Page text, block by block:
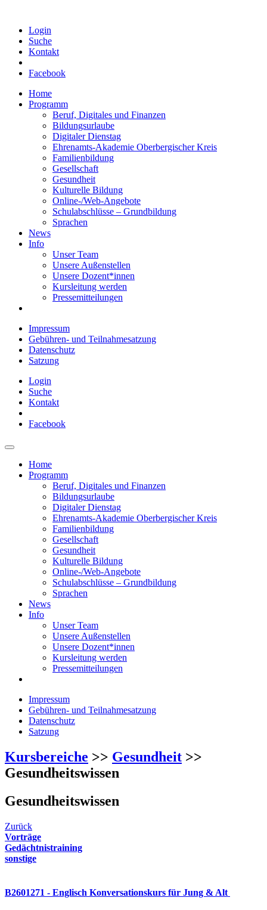
Login
Suche
Kontakt
Facebook
Home
Programm
Beruf, Digitales und Finanzen
Bildungsurlaube
Digitaler Dienstag
Ehrenamts-Akademie Oberbergischer Kreis
Familienbildung
Gesellschaft
Gesundheit
Kulturelle Bildung
Online-/Web-Angebote
Schulabschlüsse – Grundbildung
Sprachen
News
Info
Unser Team
Unsere Außenstellen
Unsere Dozent*innen
Kursleitung werden
Pressemitteilungen
Impressum
Gebühren- und Teilnahmesatzung
Datenschutz
Satzung
Login
Suche
Kontakt
Facebook
Home
Programm
Beruf, Digitales und Finanzen
Bildungsurlaube
Digitaler Dienstag
Ehrenamts-Akademie Oberbergischer Kreis
Familienbildung
Gesellschaft
Gesundheit
Kulturelle Bildung
Online-/Web-Angebote
Schulabschlüsse – Grundbildung
Sprachen
News
Info
Unser Team
Unsere Außenstellen
Unsere Dozent*innen
Kursleitung werden
Pressemitteilungen
Impressum
Gebühren- und Teilnahmesatzung
Datenschutz
Satzung
Kursbereiche >> Gesundheit >>
Gesundheitswissen
Gesundheitswissen
Zurück
Vorträge
Gedächtnistraining
sonstige
B2601271 - Englisch Konversationskurs für Jung & Alt